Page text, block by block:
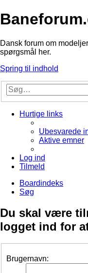
Dansk forum om
spørgsmål her.
Spring til indhold
Hurtige links
Ubesvarede
Aktive emner
Log ind
Tilmeld
Boardindeks
Søg
Du skal være
logget ind for
Brugernavn: